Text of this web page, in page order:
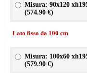
Misura: 90x120
(574.90 €)
Lato fisso da 100 cm
Misura: 100x60
(579.90 €)